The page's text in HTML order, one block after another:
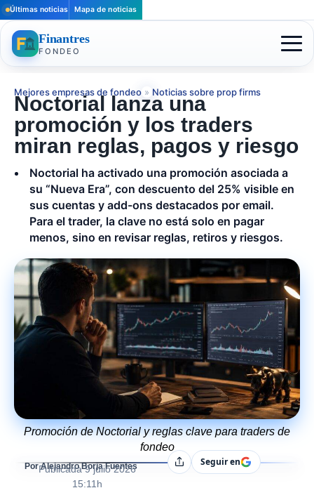
Últimas noticias Mapa de noticias
Finantres
FONDEO
Mejores empresas de fondeo » Noticias sobre prop firms
Noctorial lanza una
promoción y los traders
miran reglas, pagos y riesgo
Noctorial ha activado una promoción asociada a
su “Nueva Era”, con descuento del 25% visible en
sus cuentas y add-ons destacados por email.
Para el trader, la clave no está solo en pagar
menos, sino en revisar reglas, retiros y riesgos.
Promoción de Noctorial y reglas clave para traders de
fondeo
Por Alejandro Borja Fuentes
Publicada 9 julio 2026
15:11h
CompartirSeguir en